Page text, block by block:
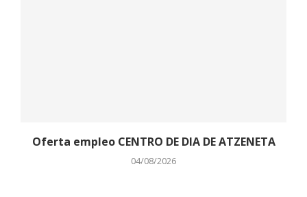
Oferta empleo CENTRO DE DIA DE ATZENETA
04/08/2026